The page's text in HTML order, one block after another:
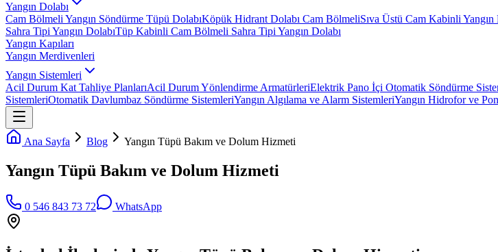
Yangın Dolabı
Cam Bölmeli Yangın Söndürme Tüpü DolabıKöpük Hidrant Dolabı Cam BölmeliSıva Üstü Cam Kabinli Yangın
Sahra Tipi Yangın DolabıTüp Kabinli Cam Bölmeli Sahra Tipi Yangın Dolabı
Yangın Kapıları
Yangın Merdivenleri
Yangın Sistemleri
Acil Durum Kat Tahliye PlanlarıAcil Durum Yönlendirme ArmatürleriElektrik Pano İçi Otomatik Söndürme
SistemleriOtomatik Davlumbaz Söndürme SistemleriYangın Algılama ve Alarm SistemleriYangın Hidrofor ve
Ana Sayfa Blog Yangın Tüpü Bakım ve Dolum Hizmeti
Yangın Tüpü Bakım ve Dolum Hizmeti
0 546 843 73 72 WhatsApp